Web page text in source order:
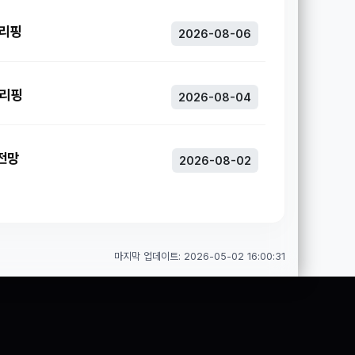
핑 2026-08-06
핑 2026-08-04
망 2026-08-02
마지막 업데이트: 2026-05-02 16:00:31